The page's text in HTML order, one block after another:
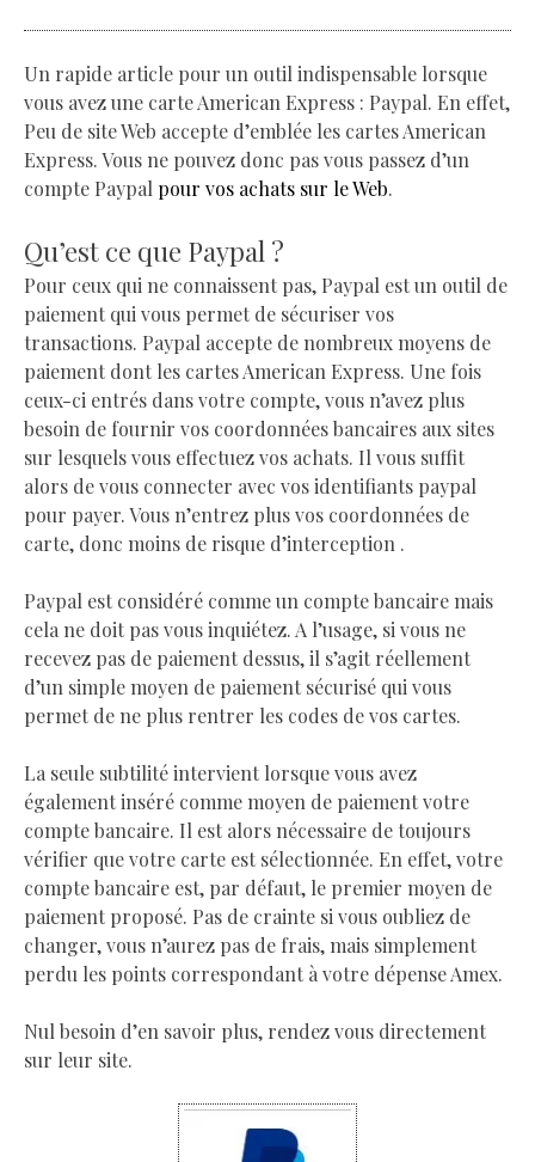
Un rapide article pour un outil indispensable lorsque
vous avez une carte American Express : Paypal. En effet,
Peu de site Web accepte d’emblée les cartes American
Express. Vous ne pouvez donc pas vous passez d’un
compte Paypal pour vos achats sur le Web.
Qu’est ce que Paypal ?
Pour ceux qui ne connaissent pas, Paypal est un outil de
paiement qui vous permet de sécuriser vos
transactions. Paypal accepte de nombreux moyens de
paiement dont les cartes American Express. Une fois
ceux-ci entrés dans votre compte, vous n’avez plus
besoin de fournir vos coordonnées bancaires aux sites
sur lesquels vous effectuez vos achats. Il vous suffit
alors de vous connecter avec vos identifiants paypal
pour payer. Vous n’entrez plus vos coordonnées de
carte, donc moins de risque d’interception .
Paypal est considéré comme un compte bancaire mais
cela ne doit pas vous inquiétez. A l’usage, si vous ne
recevez pas de paiement dessus, il s’agit réellement
d’un simple moyen de paiement sécurisé qui vous
permet de ne plus rentrer les codes de vos cartes.
La seule subtilité intervient lorsque vous avez
également inséré comme moyen de paiement votre
compte bancaire. Il est alors nécessaire de toujours
vérifier que votre carte est sélectionnée. En effet, votre
compte bancaire est, par défaut, le premier moyen de
paiement proposé. Pas de crainte si vous oubliez de
changer, vous n’aurez pas de frais, mais simplement
perdu les points correspondant à votre dépense Amex.
Nul besoin d’en savoir plus, rendez vous directement
sur leur site.